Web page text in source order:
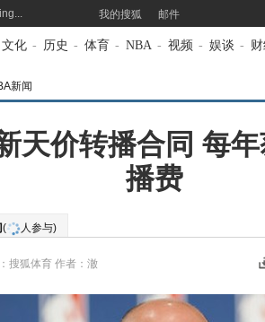
我的搜狐 邮件
文化 - 历史 - 体育 - NBA - 视频 - 娱谈 -
新闻
天价转播合同 每
播费
( 人参与)
搜狐体育 作者：澈